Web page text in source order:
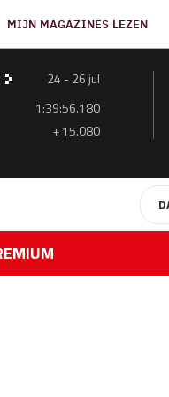
MIJN MAGAZINES LEZEN
24 - 26 jul
1:39:56.180
+ 15.080